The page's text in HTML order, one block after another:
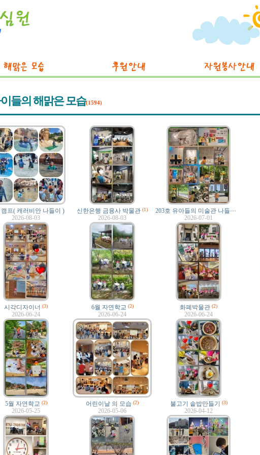
들의 해맑은 모습(1594)
프( 캐러비안 나들이 )
2026-08-03
신한은행 금융사 박물관 (1)
2026-08-03
2
03호 유아들의 미술관 나들이
2026-07-01
시각디자이너 (3)
2026-06-24
6월 자연학교 (2)
2026-06-24
화폐박물관 (2)
2026-06-24
5월 자연학교 (2)
2026-05-25
어린이날 의 모습 (2)
2026-05-06
불고기 솥밥만들기 (3)
2026-04-12